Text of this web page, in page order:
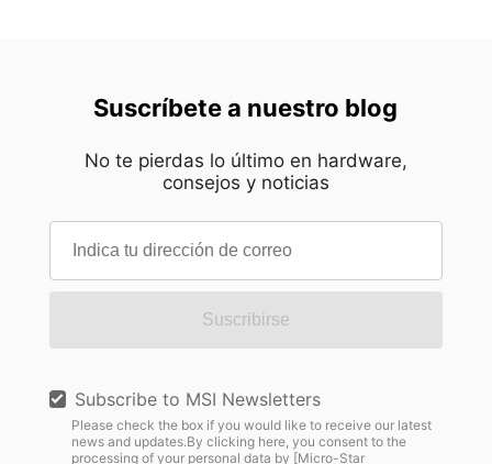
Suscríbete a nuestro blog
No te pierdas lo último en hardware,
consejos y noticias
Suscribirse
Subscribe to MSI Newsletters
Please check the box if you would like to receive our latest
news and updates.By clicking here, you consent to the
processing of your personal data by [Micro-Star